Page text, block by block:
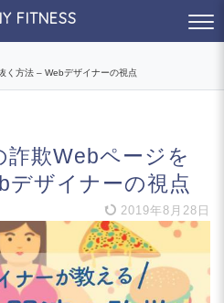
FITNESS
く方法 – Webデザイナーの視点
欺Webページを
デザイナーの視点
2019年8月28日